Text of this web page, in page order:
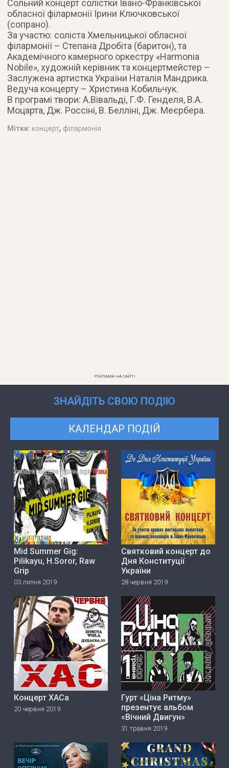
Сольний концерт солістки Івано-Франківської
обласної філармонії Ірини Ключковської
(сопрано).
За участю: соліста Хмельницької обласної
філармонії – Степана Дробіта (баритон), та
Академічного камерного оркестру «Harmonia
Nobile», художній керівник та концертмейстер –
Заслужена артистка України Наталія Мандрика.
Ведуча концерту – Христина Кобильчук.
В програмі твори: А.Вівальді, Г.Ф. Генделя, В.А.
Моцарта, Дж. Россіні, В. Белліні, Дж. Меєрбера.
Мітки: концерт, філармонія
РЕКЛАМА НА САЙТІ
ЗНАЙДІТЬ СВОЮ ПОДІЮ
КАЛЕНДАР ПОДІЙ
Mid Summer Gig:
Pilikayu, H.Soror, Raw
Grip
03 липня 2019
Святковий концерт до
Дня Конституції
України
28 червня 2019
Концерт ХАСа
20 червня 2019
Гурт «Ціна Ритму»
прeзeнтує альбом
«Вічний Двигун»
31 травня 2019